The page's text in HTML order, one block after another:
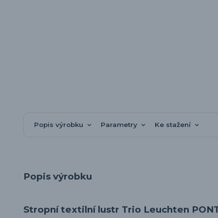
Popis výrobku Parametry Ke stažení
Popis výrobku
Stropní textilní lustr Trio Leuchten